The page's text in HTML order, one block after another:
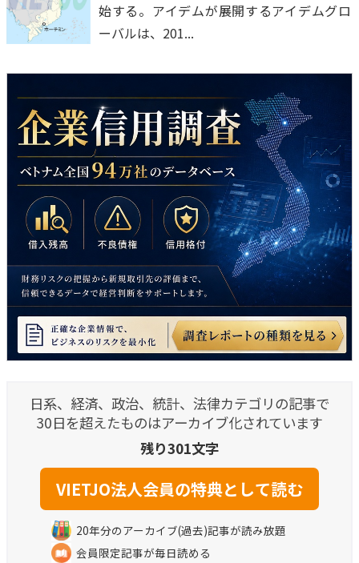
始する。アイデムが展開するアイデムグロ
ーバルは、201...
日系、経済、政治、統計、法律カテゴリの記事で
30日を超えたものはアーカイブ化されています
残り301文字
20年分のアーカイブ(過去)記事が読み放題
会員限定記事が毎日読める